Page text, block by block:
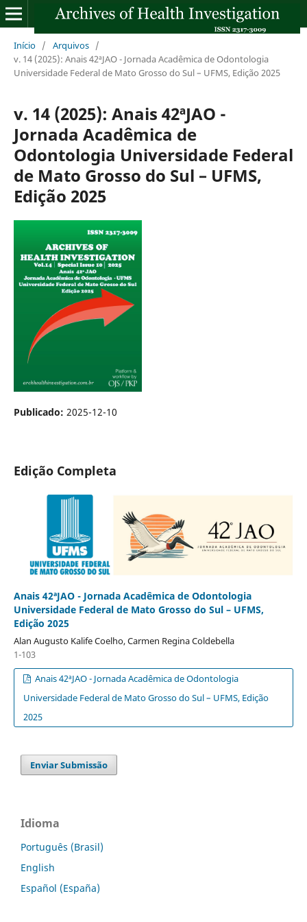
Início / Arquivos /
v. 14 (2025): Anais 42ªJAO - Jornada Acadêmica de Odontologia
Universidade Federal de Mato Grosso do Sul – UFMS, Edição 2025
v. 14 (2025): Anais 42ªJAO -
Jornada Acadêmica de
Odontologia Universidade Federal
de Mato Grosso do Sul – UFMS,
Edição 2025
Publicado: 2025-12-10
Edição Completa
Anais 42ªJAO - Jornada Acadêmica de Odontologia
Universidade Federal de Mato Grosso do Sul – UFMS,
Edição 2025
Alan Augusto Kalife Coelho, Carmen Regina Coldebella
1-103
Anais 42ªJAO - Jornada Acadêmica de Odontologia
Universidade Federal de Mato Grosso do Sul – UFMS, Edição
2025
Enviar Submissão
Idioma
Português (Brasil)
English
Español (España)